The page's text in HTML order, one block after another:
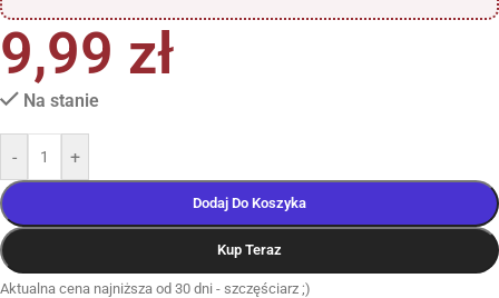
9,99 zł
Na stanie
- +
Dodaj Do Koszyka
Kup Teraz
Aktualna cena najniższa od 30 dni - szczęściarz ;)